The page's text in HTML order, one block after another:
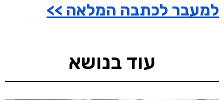
למעבר לכתבה המלאה >>
עוד בנושא